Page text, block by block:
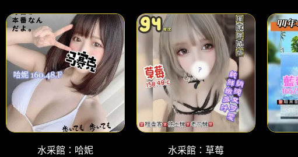
水采館：哈妮 水采館：草莓